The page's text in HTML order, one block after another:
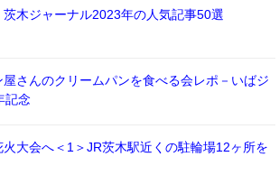
茨木ジャーナル2023年の人気記事50選
さんのクリームパンを食べる会レポ－いばジ
記念
火大会へ＜1＞JR茨木駅近くの駐輪場12ヶ所を